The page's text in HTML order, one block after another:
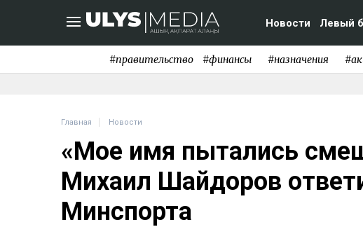
Новости Левый
#правительство #финансы #назначения
Главная Новости
«Мое имя пытались
Михаил Шайдоров
Минспорта